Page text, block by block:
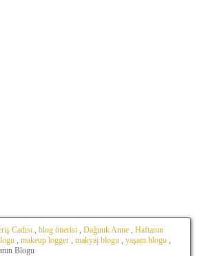
Cadısı blog önerisi Dağınık Anne
Haftanın
makeup logger makyaj blogu yaşam blogu
Blogu